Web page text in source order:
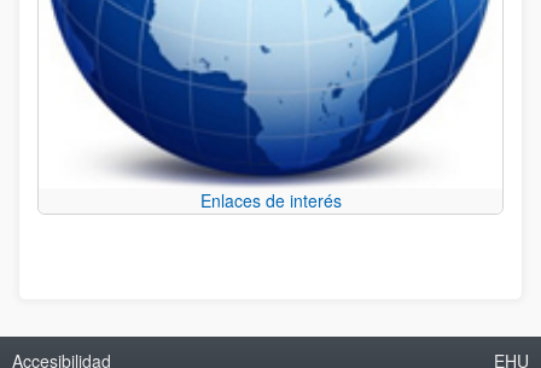
Enlaces de interés
Accesibilidad EHU